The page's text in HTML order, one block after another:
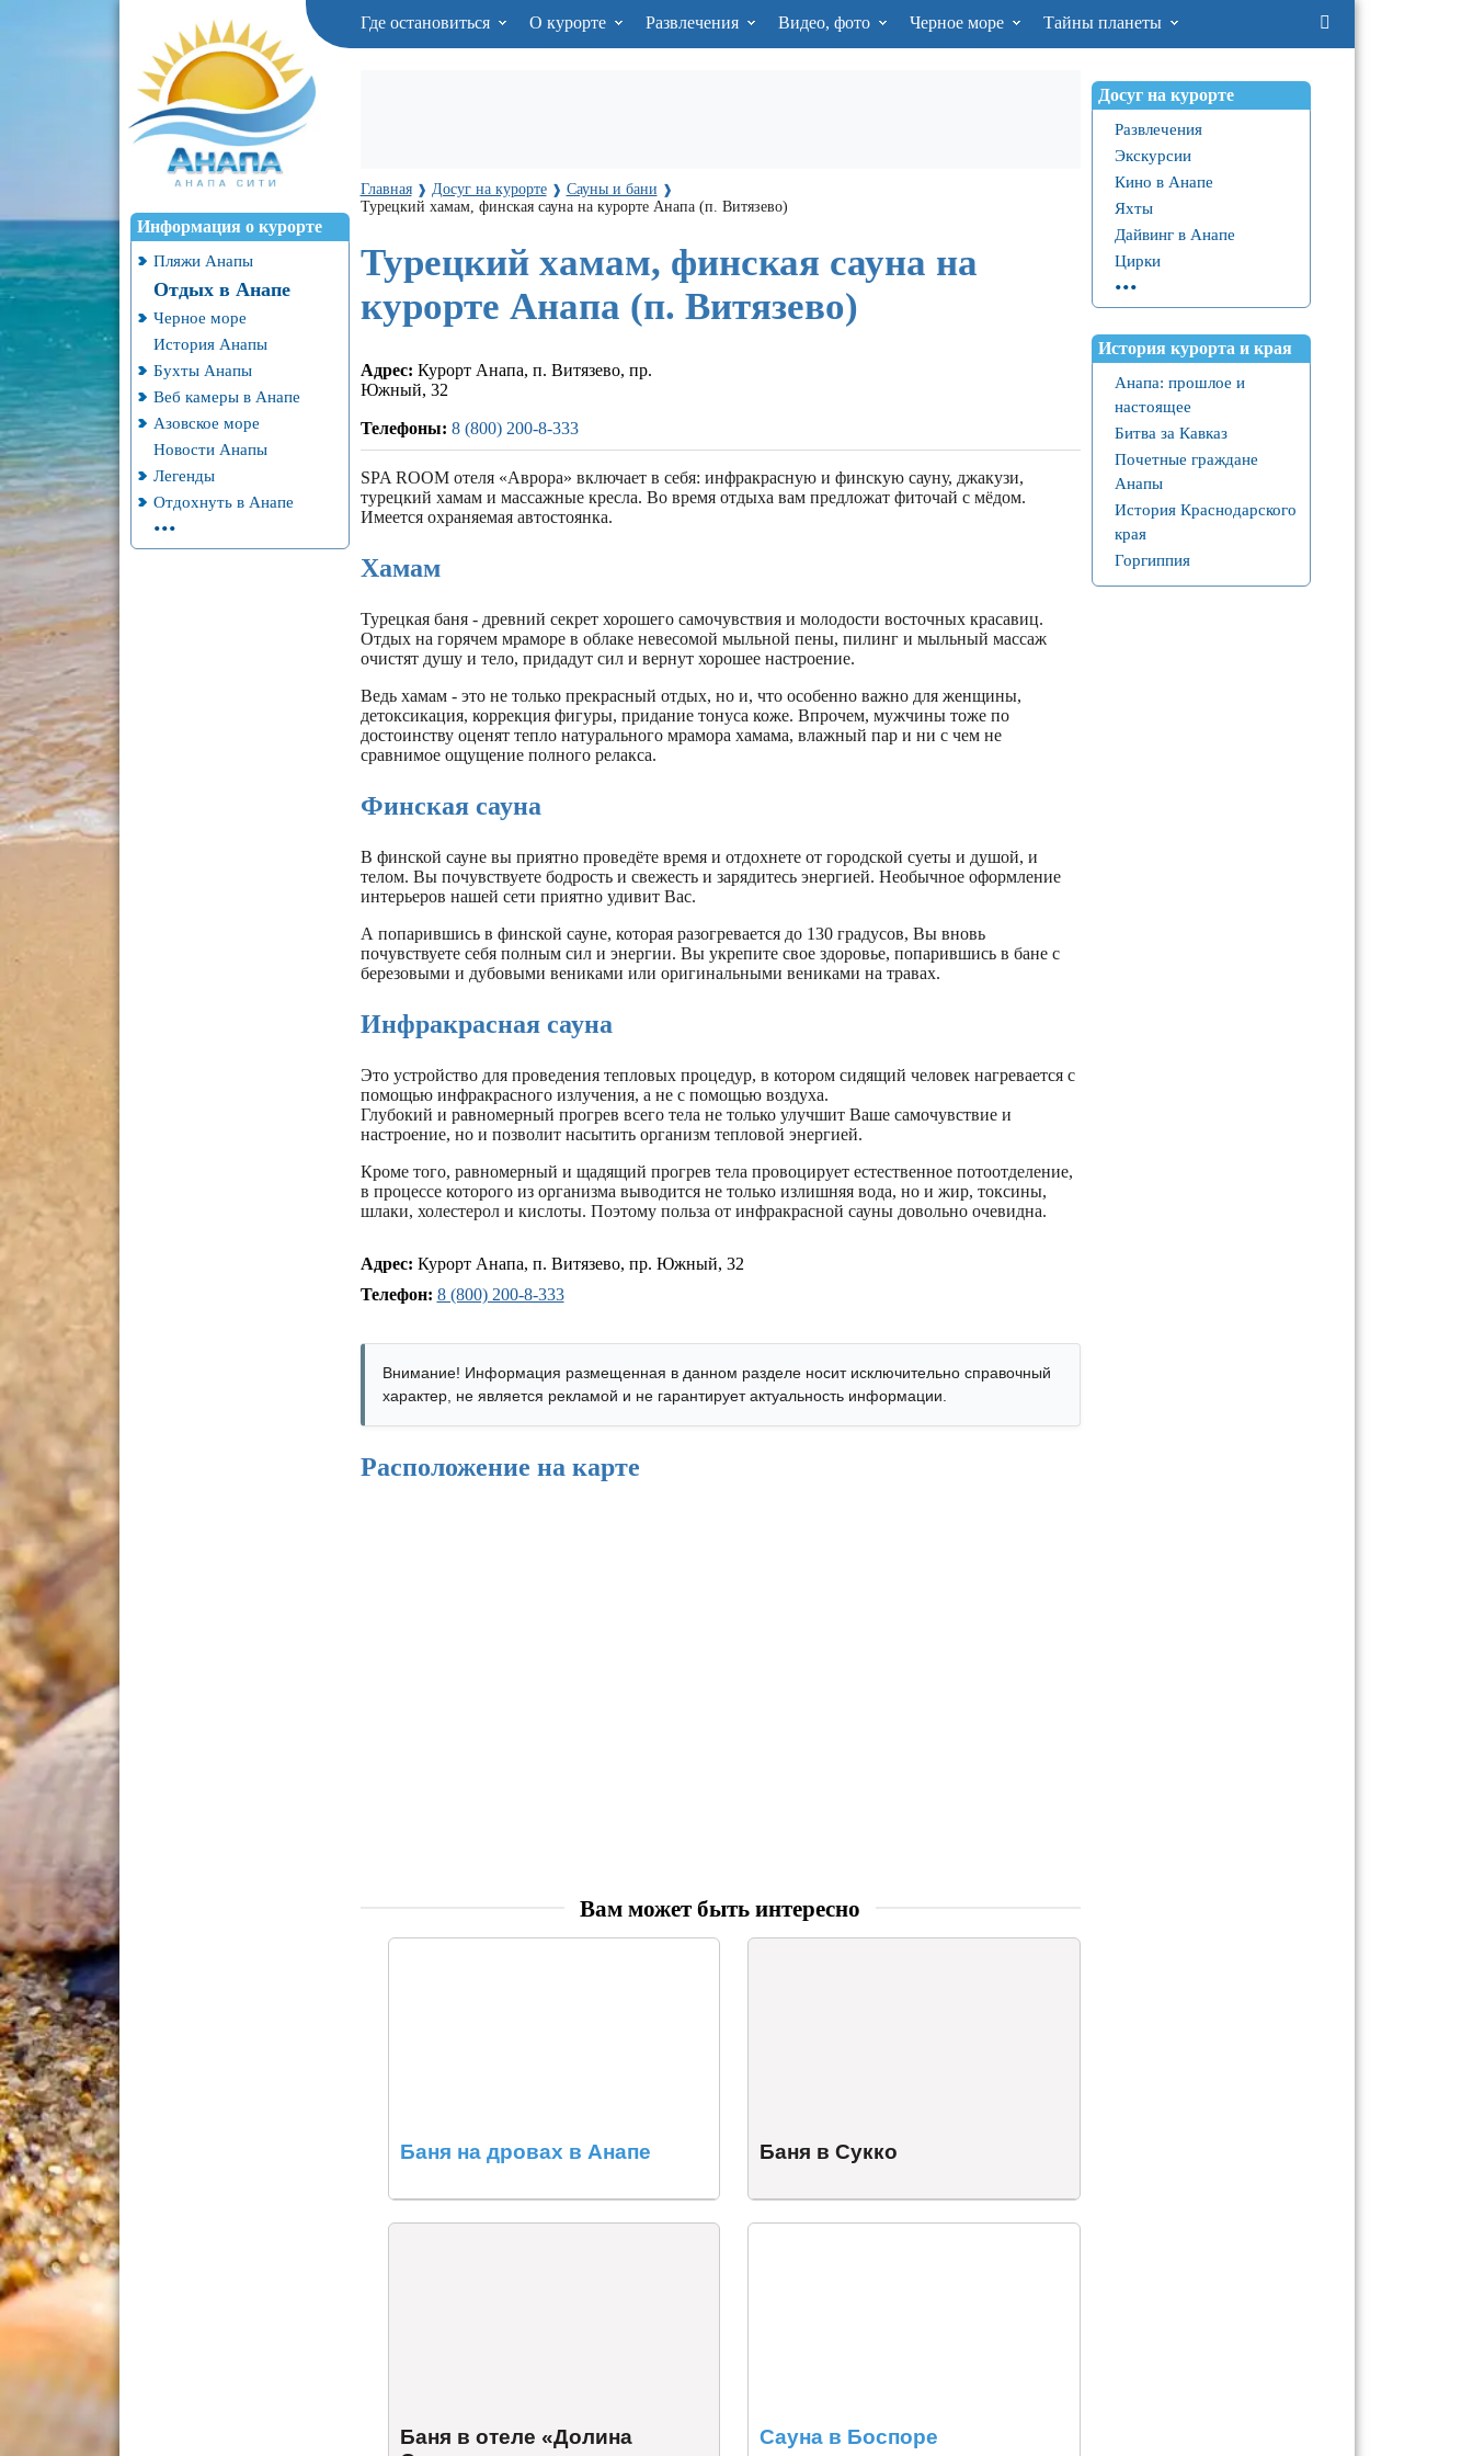
Где остановиться О курорте Развлечения Видео, фото Черное море Тайны планеты
Информация о курорте
Пляжи Анапы
Отдых в Анапе
Черное море
История Анапы
Бухты Анапы
Веб камеры в Анапе
Азовское море
Новости Анапы
Легенды
Отдохнуть в Анапе
...
Главная ❱ Досуг на курорте ❱ Сауны и бани ❱
Турецкий хамам, финская сауна на курорте Анапа (п. Витязево)
Турецкий хамам, финская сауна на
курорте Анапа (п. Витязево)
Адрес: Курорт Анапа, п. Витязево, пр.
Южный, 32
Телефоны: 8 (800) 200-8-333
SPA ROOM отеля «Аврора» включает в себя: инфракрасную и финскую сауну, джакузи,
турецкий хамам и массажные кресла. Во время отдыха вам предложат фиточай с мёдом.
Имеется охраняемая автостоянка.
Хамам
Турецкая баня - древний секрет хорошего самочувствия и молодости восточных красавиц.
Отдых на горячем мраморе в облаке невесомой мыльной пены, пилинг и мыльный массаж
очистят душу и тело, придадут сил и вернут хорошее настроение.
Ведь хамам - это не только прекрасный отдых, но и, что особенно важно для женщины,
детоксикация, коррекция фигуры, придание тонуса коже. Впрочем, мужчины тоже по
достоинству оценят тепло натурального мрамора хамама, влажный пар и ни с чем не
сравнимое ощущение полного релакса.
Финская сауна
В финской сауне вы приятно проведёте время и отдохнете от городской суеты и душой, и
телом. Вы почувствуете бодрость и свежесть и зарядитесь энергией. Необычное оформление
интерьеров нашей сети приятно удивит Вас.
А попарившись в финской сауне, которая разогревается до 130 градусов, Вы вновь
почувствуете себя полным сил и энергии. Вы укрепите свое здоровье, попарившись в бане с
березовыми и дубовыми вениками или оригинальными вениками на травах.
Инфракрасная сауна
Это устройство для проведения тепловых процедур, в котором сидящий человек нагревается с
помощью инфракрасного излучения, а не с помощью воздуха.
Глубокий и равномерный прогрев всего тела не только улучшит Ваше самочувствие и
настроение, но и позволит насытить организм тепловой энергией.
Кроме того, равномерный и щадящий прогрев тела провоцирует естественное потоотделение,
в процессе которого из организма выводится не только излишняя вода, но и жир, токсины,
шлаки, холестерол и кислоты. Поэтому польза от инфракрасной сауны довольно очевидна.
Адрес: Курорт Анапа, п. Витязево, пр. Южный, 32
Телефон: 8 (800) 200-8-333
Внимание! Информация размещенная в данном разделе носит исключительно справочный
характер, не является рекламой и не гарантирует актуальность информации.
Расположение на карте
Вам может быть интересно
Баня на дровах в Анапе Баня в Сукко
Баня в отеле «Долина
Сауна в Боспоре
Досуг на курорте
Развлечения
Экскурсии
Кино в Анапе
Яхты
Дайвинг в Анапе
Цирки
...
История курорта и края
Анапа: прошлое и
настоящее
Битва за Кавказ
Почетные граждане
Анапы
История Краснодарского
края
Горгиппия